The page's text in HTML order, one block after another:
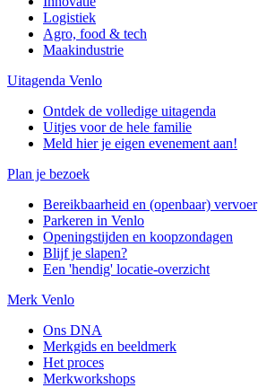
Logistiek
Agro, food & tech
Maakindustrie
Uitagenda Venlo
Ontdek de volledige uitagenda
Uitjes voor de hele familie
Meld hier je eigen evenement aan!
Plan je bezoek
Bereikbaarheid en (openbaar) vervoer
Parkeren in Venlo
Openingstijden en koopzondagen
Blijf je slapen?
Een 'hendig' locatie-overzicht
Merk Venlo
Ons DNA
Merkgids en beeldmerk
Het proces
Merkworkshops